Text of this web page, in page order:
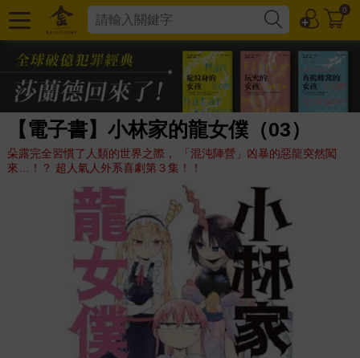
0
【電子書】小林家的龍女僕（03）
朵露完全習慣了人類的世界之際， 「混沌陣營」凶暴的惡龍突然闖
來…！？ 超人氣人外系喜劇第３集！！